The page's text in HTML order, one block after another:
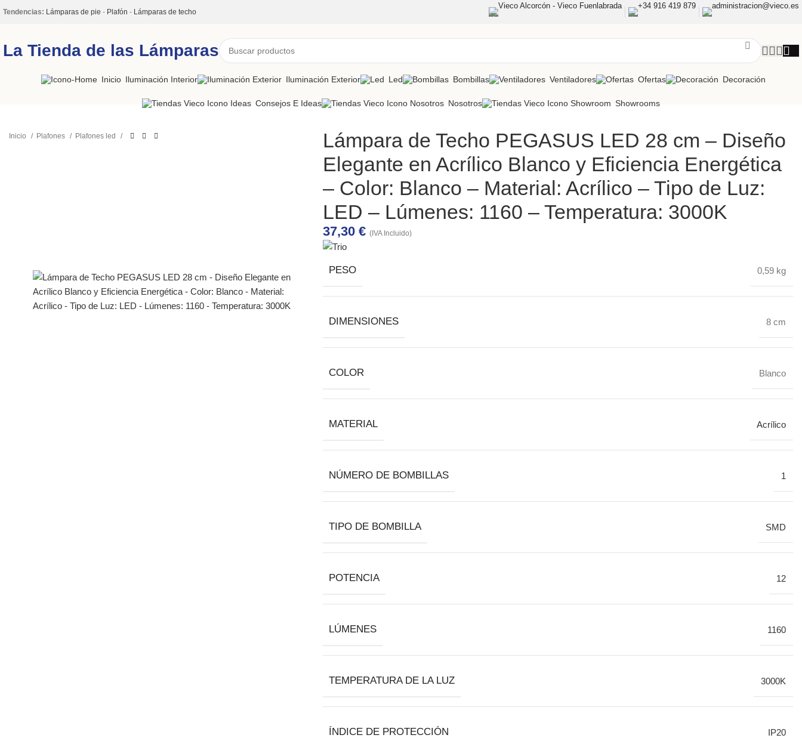
Tendencias: Lámparas de pie - Plafón - Lámparas de techo
Vieco Alcorcón - Vieco Fuenlabrada +34 916 419 879 administracion@vieco.es
La Tienda de las Lámparas
Inicio Iluminación Interior Iluminación Exterior Led Bombillas Ventiladores Ofertas Decoración
Consejos E Ideas Nosotros Showrooms
Inicio Plafones Plafones led
Lámpara de Techo PEGASUS LED 28 cm – Diseño
Elegante en Acrílico Blanco y Eficiencia Energética
– Color: Blanco – Material: Acrílico – Tipo de Luz:
LED – Lúmenes: 1160 – Temperatura: 3000K
37,30 € (IVA Incluido)
PESO 0,59 kg
DIMENSIONES 8 cm
COLOR Blanco
MATERIAL Acrílico
NÚMERO DE BOMBILLAS 1
TIPO DE BOMBILLA SMD
POTENCIA 12
LÚMENES 1160
TEMPERATURA DE LA LUZ 3000K
ÍNDICE DE PROTECCIÓN IP20